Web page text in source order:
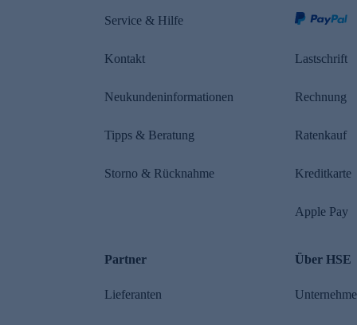
Service & Hilfe
Kontakt
Neukundeninformationen
Tipps & Beratung
Storno & Rücknahme
Lastschrift
Rechnung
Ratenkauf
Kreditkarte
Apple Pay
Partner
Lieferanten
Über HSE